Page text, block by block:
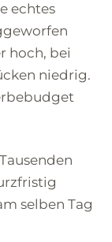
echtes
hoch, bei
niedrig.
selben Tag